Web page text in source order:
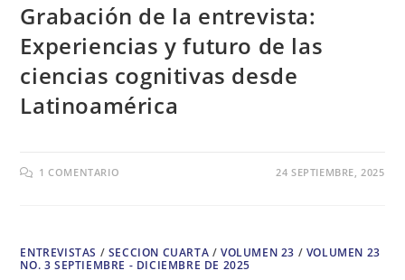
Grabación de la entrevista:
Experiencias y futuro de las
ciencias cognitivas desde
Latinoamérica
1 COMENTARIO 24 SEPTIEMBRE, 2025
ENTREVISTAS / SECCION CUARTA /VOLUMEN 23 / VOLUMEN 23
NO. 3 SEPTIEMBRE - DICIEMBRE DE 2025